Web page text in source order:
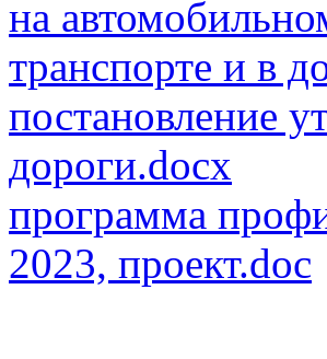
на
транспорте и в
постановление
дороги.docx
программа
2023, проект.doc